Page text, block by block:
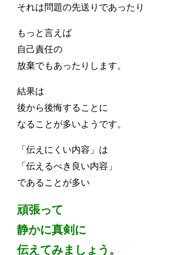
それは問題の先送りであったり
もっと言えば
自己責任の
放棄でもあったりします。
結果は
後から後悔することに
なることが多いようです。
「伝えにくい内容」は
「伝えるべき良い内容」
であることが多い
頑張って
静かに真剣に
伝えてみましょう。